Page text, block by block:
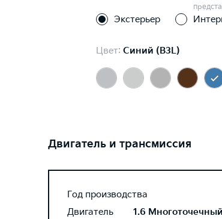
Экстерьер
Цвет: Синий (B3L)
Двигатель и трансмиссия
Год производства
Двигатель
1.6